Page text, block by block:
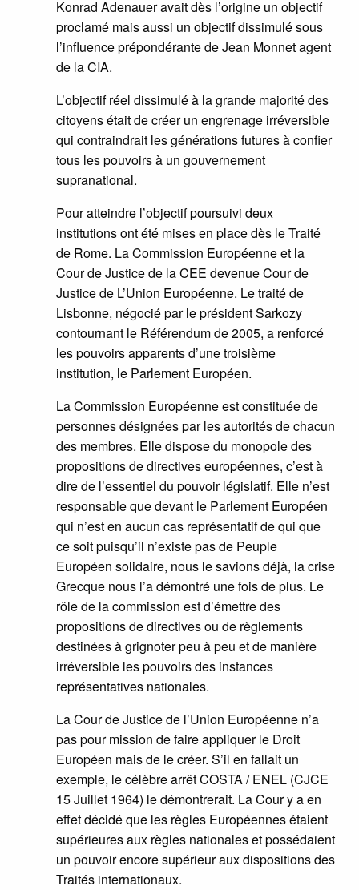
Konrad Adenauer avait dès l’origine un objectif
proclamé mais aussi un objectif dissimulé sous
l’influence prépondérante de Jean Monnet agent
de la CIA.
L’objectif réel dissimulé à la grande majorité des
citoyens était de créer un engrenage irréversible
qui contraindrait les générations futures à confier
tous les pouvoirs à un gouvernement
supranational.
Pour atteindre l’objectif poursuivi deux
institutions ont été mises en place dès le Traité
de Rome. La Commission Européenne et la
Cour de Justice de la CEE devenue Cour de
Justice de L’Union Européenne. Le traité de
Lisbonne, négocié par le président Sarkozy
contournant le Référendum de 2005, a renforcé
les pouvoirs apparents d’une troisième
institution, le Parlement Européen.
La Commission Européenne est constituée de
personnes désignées par les autorités de chacun
des membres. Elle dispose du monopole des
propositions de directives européennes, c’est à
dire de l’essentiel du pouvoir législatif. Elle n’est
responsable que devant le Parlement Européen
qui n’est en aucun cas représentatif de qui que
ce soit puisqu’il n’existe pas de Peuple
Européen solidaire, nous le savions déjà, la crise
Grecque nous l’a démontré une fois de plus. Le
rôle de la commission est d’émettre des
propositions de directives ou de règlements
destinées à grignoter peu à peu et de manière
irréversible les pouvoirs des instances
représentatives nationales.
La Cour de Justice de l’Union Européenne n’a
pas pour mission de faire appliquer le Droit
Européen mais de le créer. S’il en fallait un
exemple, le célèbre arrêt COSTA / ENEL (CJCE
15 Juillet 1964) le démontrerait. La Cour y a en
effet décidé que les règles Européennes étaient
supérieures aux règles nationales et possédaient
un pouvoir encore supérieur aux dispositions des
Traités internationaux.